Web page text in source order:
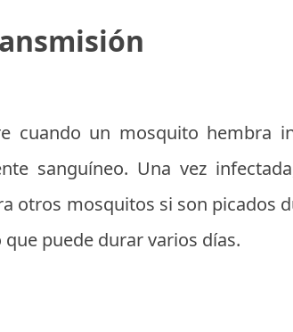
cuando un mosquito hembra
sanguíneo. Una vez
otros mosquitos si son picados
puede durar varios días.